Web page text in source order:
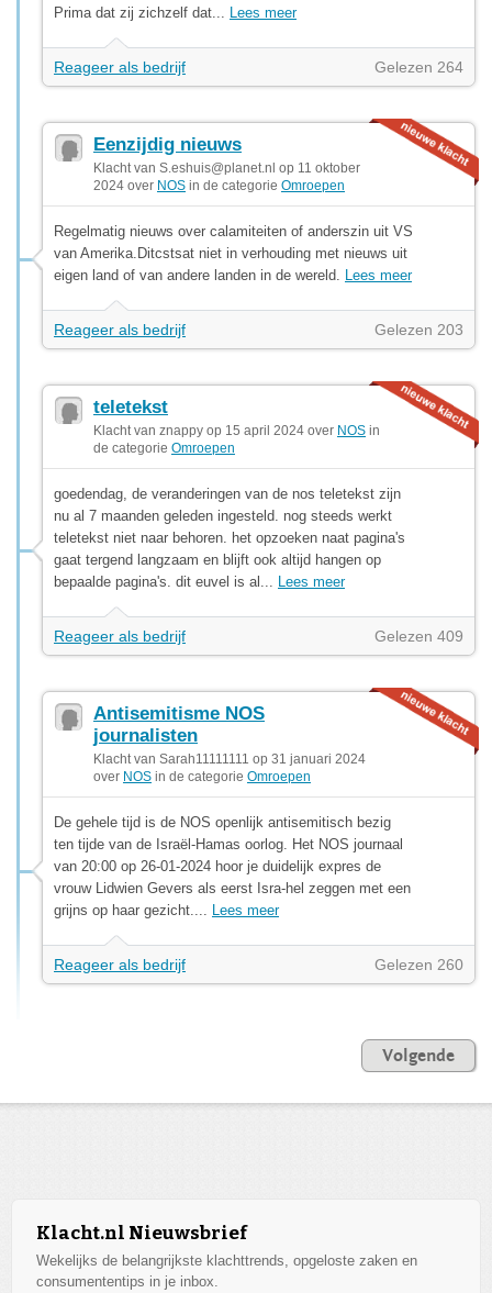
Prima dat zij zichzelf dat... Lees meer
Reageer als bedrijf Gelezen 264
Eenzijdig nieuws
Klacht van S.eshuis@planet.nl op 11 oktober
2024 over NOS in de categorie Omroepen
Regelmatig nieuws over calamiteiten of anderszin uit VS
van Amerika.Ditcstsat niet in verhouding met nieuws uit
eigen land of van andere landen in de wereld. Lees meer
Reageer als bedrijf Gelezen 203
teletekst
Klacht van znappy op 15 april 2024 over NOS in
de categorie Omroepen
goedendag, de veranderingen van de nos teletekst zijn
nu al 7 maanden geleden ingesteld. nog steeds werkt
teletekst niet naar behoren. het opzoeken naat pagina's
gaat tergend langzaam en blijft ook altijd hangen op
bepaalde pagina's. dit euvel is al... Lees meer
Reageer als bedrijf Gelezen 409
Antisemitisme NOS
journalisten
Klacht van Sarah11111111 op 31 januari 2024
over NOS in de categorie Omroepen
De gehele tijd is de NOS openlijk antisemitisch bezig
ten tijde van de Israël-Hamas oorlog. Het NOS journaal
van 20:00 op 26-01-2024 hoor je duidelijk expres de
vrouw Lidwien Gevers als eerst Isra-hel zeggen met een
grijns op haar gezicht.... Lees meer
Reageer als bedrijf Gelezen 260
Volgende
Klacht.nl Nieuwsbrief
Wekelijks de belangrijkste klachttrends, opgeloste zaken en
consumententips in je inbox.